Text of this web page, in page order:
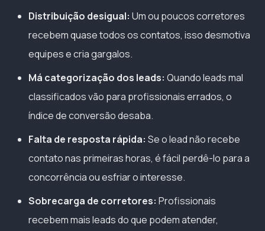
Distribuição desigual: Um ou poucos corretores
recebem quase todos os contatos, isso desmotiva
equipes e cria gargalos.
Má categorização dos leads: Quando leads mal
classificados vão para profissionais errados, o
índice de conversão desaba.
Falta de resposta rápida: Se o lead não recebe
contato nas primeiras horas, é fácil perdê-lo para a
concorrência ou esfriar o interesse.
Sobrecarga de corretores: Profissionais
recebem mais leads do que podem atender,